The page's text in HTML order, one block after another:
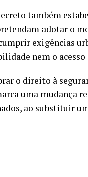
também
adotar o
exigências
nem o acesso
o direito à
uma mudança
ao substituir